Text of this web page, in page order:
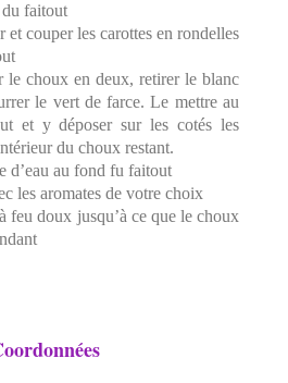
faitout
et couper les carottes en rondelles
le choux en deux, retirer le blanc
le vert de farce. Le mettre au
et y déposer sur les cotés les
du choux restant.
d’eau au fond fu faitout
les aromates de votre choix
feu doux jusqu’à ce que le choux